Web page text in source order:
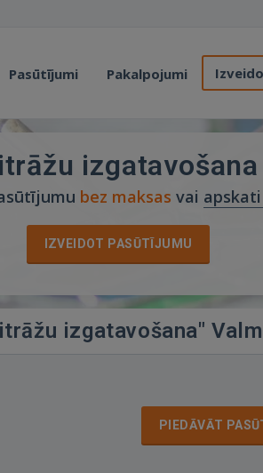
Pasūtījumi Pakalpojumi
izgatavošana
bez maksas vai
IZVEIDOT PASŪTĪJUMU
izgatavošana"
PIEDĀVĀT